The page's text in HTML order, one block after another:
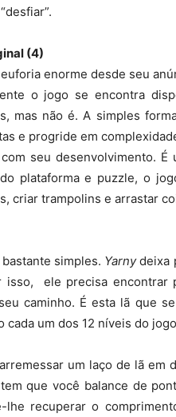
enorme desde seu
o jogo se encontra
mas não é. A simples
e progride em
seu desenvolvimento.
plataforma e puzzle, o
criar trampolins e arrastar
simples. Yarnydeixa
isso, ele precisa encontrar
caminho. É esta lã que
cada um dos 12 níveis do
um laço de lã
que você balance de
lhe recuperar o